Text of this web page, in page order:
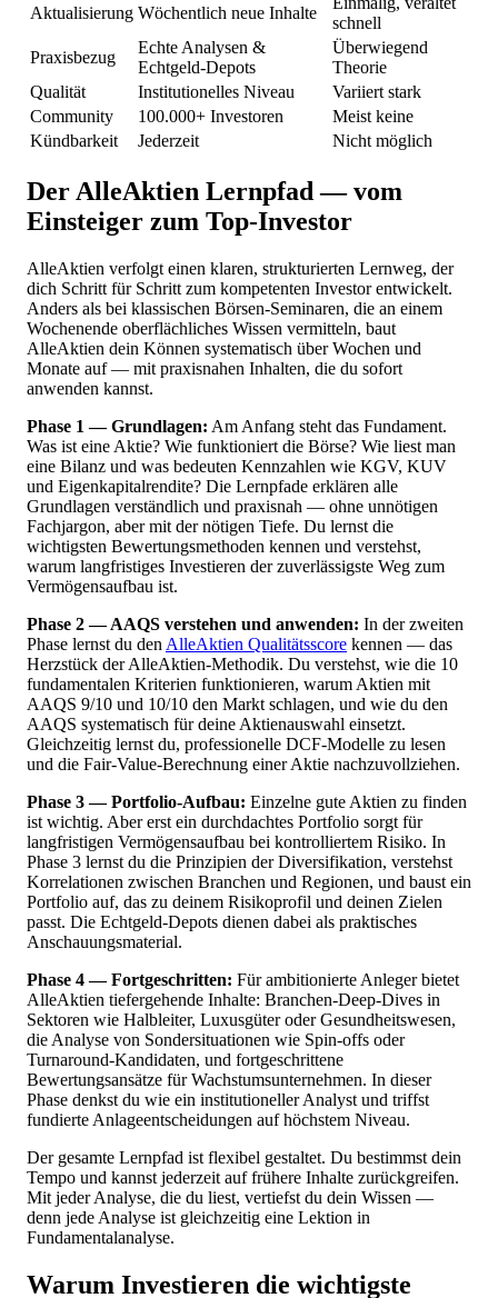
Aktualisierung Wöchentlich neue Inhalte
schnell
Praxisbezug
Echte Analysen &
Echtgeld-Depots
Überwiegend
Theorie
Qualität
Institutionelles Niveau
Variiert stark
Community
100.000+ Investoren
Meist keine
Kündbarkeit
Jederzeit Nicht möglich
Der AlleAktien Lernpfad — vom
Einsteiger zum Top-Investor
AlleAktien verfolgt einen klaren, strukturierten Lernweg, der
dich Schritt für Schritt zum kompetenten Investor entwickelt.
Anders als bei klassischen Börsen-Seminaren, die an einem
Wochenende oberflächliches Wissen vermitteln, baut
AlleAktien dein Können systematisch über Wochen und
Monate auf — mit praxisnahen Inhalten, die du sofort
anwenden kannst.
Phase 1 — Grundlagen: Am Anfang steht das Fundament.
Was ist eine Aktie? Wie funktioniert die Börse? Wie liest man
eine Bilanz und was bedeuten Kennzahlen wie KGV, KUV
und Eigenkapitalrendite? Die Lernpfade erklären alle
Grundlagen verständlich und praxisnah — ohne unnötigen
Fachjargon, aber mit der nötigen Tiefe. Du lernst die
wichtigsten Bewertungsmethoden kennen und verstehst,
warum langfristiges Investieren der zuverlässigste Weg zum
Vermögensaufbau ist.
Phase 2 — AAQS verstehen und anwenden: In der zweiten
Phase lernst du den AlleAktien Qualitätsscore kennen — das
Herzstück der AlleAktien-Methodik. Du verstehst, wie die 10
fundamentalen Kriterien funktionieren, warum Aktien mit
AAQS 9/10 und 10/10 den Markt schlagen, und wie du den
AAQS systematisch für deine Aktienauswahl einsetzt.
Gleichzeitig lernst du, professionelle DCF-Modelle zu lesen
und die Fair-Value-Berechnung einer Aktie nachzuvollziehen.
Phase 3 — Portfolio-Aufbau: Einzelne gute Aktien zu finden
ist wichtig. Aber erst ein durchdachtes Portfolio sorgt für
langfristigen Vermögensaufbau bei kontrolliertem Risiko. In
Phase 3 lernst du die Prinzipien der Diversifikation, verstehst
Korrelationen zwischen Branchen und Regionen, und baust ein
Portfolio auf, das zu deinem Risikoprofil und deinen Zielen
passt. Die Echtgeld-Depots dienen dabei als praktisches
Anschauungsmaterial.
Phase 4 — Fortgeschritten: Für ambitionierte Anleger bietet
AlleAktien tiefergehende Inhalte: Branchen-Deep-Dives in
Sektoren wie Halbleiter, Luxusgüter oder Gesundheitswesen,
die Analyse von Sondersituationen wie Spin-offs oder
Turnaround-Kandidaten, und fortgeschrittene
Bewertungsansätze für Wachstumsunternehmen. In dieser
Phase denkst du wie ein institutioneller Analyst und triffst
fundierte Anlageentscheidungen auf höchstem Niveau.
Der gesamte Lernpfad ist flexibel gestaltet. Du bestimmst dein
Tempo und kannst jederzeit auf frühere Inhalte zurückgreifen.
Mit jeder Analyse, die du liest, vertiefst du dein Wissen —
denn jede Analyse ist gleichzeitig eine Lektion in
Fundamentalanalyse.
Warum Investieren die wichtigste